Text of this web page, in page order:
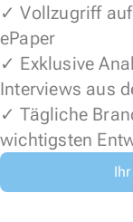
✓ Vollzugriff
ePaper
✓ Exklusive
Interviews aus
✓ Tägliche
wichtigsten